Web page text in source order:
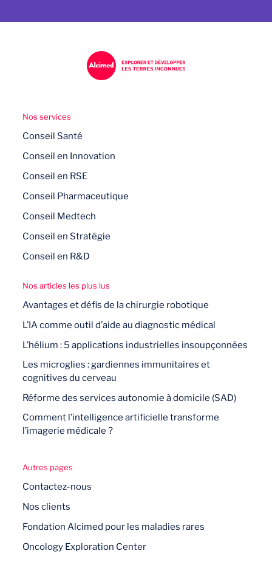
Nos services
Conseil Santé
Conseil en Innovation
Conseil en RSE
Conseil Pharmaceutique
Conseil Medtech
Conseil en Stratégie
Conseil en R&D
Nos articles les plus lus
Avantages et défis de la chirurgie robotique
L’IA comme outil d’aide au diagnostic médical
L’hélium : 5 applications industrielles insoupçonnées
Les microglies : gardiennes immunitaires et
cognitives du cerveau
Réforme des services autonomie à domicile (SAD)
Comment l’intelligence artificielle transforme
l’imagerie médicale ?
Autres pages
Contactez-nous
Nos clients
Fondation Alcimed pour les maladies rares
Oncology Exploration Center